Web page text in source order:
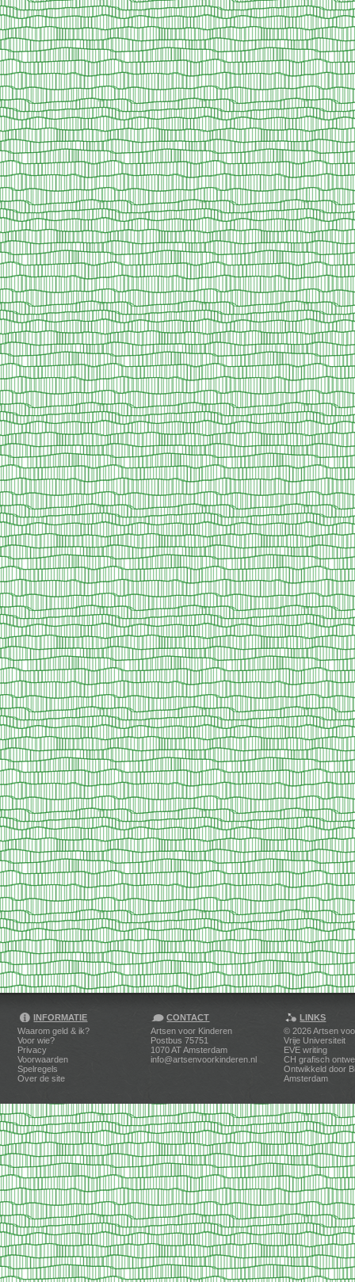
INFORMATIE
Waarom geld & ik?
Voor wie?
Privacy
Voorwaarden
Spelregels
Over de site
CONTACT
Artsen voor Kinderen
Postbus 75751
1070 AT Amsterdam
info@artsenvoorkinderen.nl
LINKS
© 2026Artsen
Vrije Universiteit
EVE writing
CH grafisch
Ontwikkeld door
Amsterdam